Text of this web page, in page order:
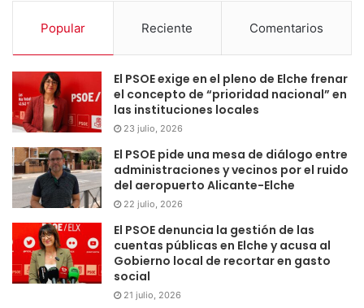
Popular Reciente Comentarios
El PSOE exige en el pleno de Elche frenar
el concepto de “prioridad nacional” en
las instituciones locales
23 julio, 2026
El PSOE pide una mesa de diálogo entre
administraciones y vecinos por el ruido
del aeropuerto Alicante-Elche
22 julio, 2026
El PSOE denuncia la gestión de las
cuentas públicas en Elche y acusa al
Gobierno local de recortar en gasto
social
21 julio, 2026